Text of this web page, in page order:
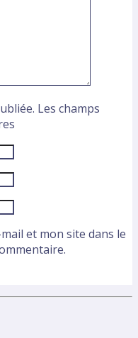
Les champs
et mon site dans le